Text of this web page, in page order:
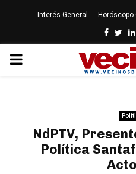
Interés General Horóscopo
PRIMARY
NdPTV,
Política